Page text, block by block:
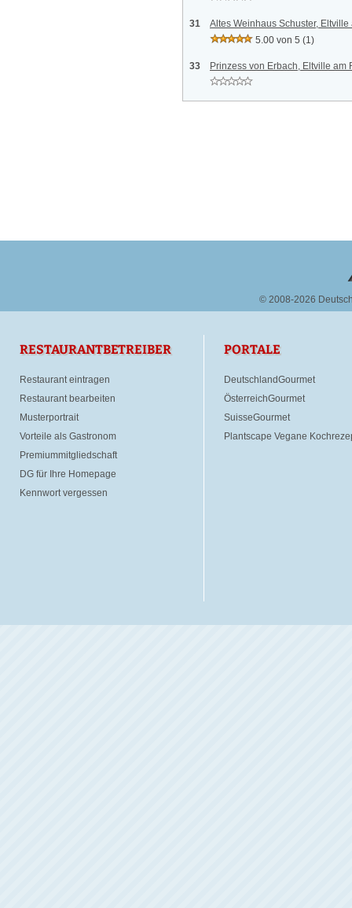
31
Altes Weinhaus Schuster, Eltville
5.00 von 5 (1)
33 Prinzess von Erbach, Eltville am
© 2008-2026
RESTAURANTBETREIBER
Restaurant eintragen
Restaurant bearbeiten
Musterportrait
Vorteile als Gastronom
Premiummitgliedschaft
DG für Ihre Homepage
Kennwort vergessen
PORTALE
DeutschlandGourmet
ÖsterreichGourmet
SuisseGourmet
Plantscape Vegane